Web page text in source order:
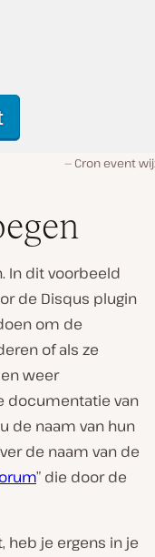
Cron event
In dit voorbeeld
de Disqus plugin
om de
of als ze
weer
documentatie van
de naam van hun
de naam van de
” die door de
heb je ergens in je